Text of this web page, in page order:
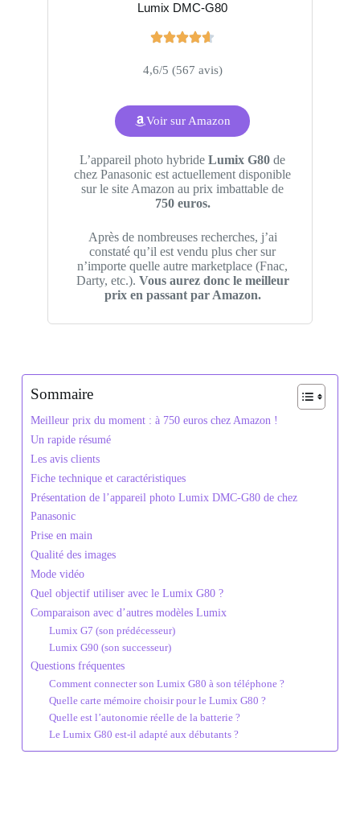
Lumix DMC-G80
4,6/5 (567 avis)
Voir sur Amazon
L’appareil photo hybrideLumix G80 de
chez Panasonic est actuellement disponible
sur le site Amazon au prix imbattable de
750 euros.
Après de nombreuses recherches, j’ai
constaté qu’il est vendu plus cher sur
n’importe quelle autre marketplace (Fnac,
Darty, etc.). Vous aurez donc le meilleur
prix en passant par Amazon.
Sommaire
Meilleur prix du moment : à 750 euros chez Amazon !
Un rapide résumé
Les avis clients
Fiche technique et caractéristiques
Présentation de l’appareil photo Lumix DMC-G80 de chez
Panasonic
Prise en main
Qualité des images
Mode vidéo
Quel objectif utiliser avec le Lumix G80 ?
Comparaison avec d’autres modèles Lumix
Lumix G7 (son prédécesseur)
Lumix G90 (son successeur)
Questions fréquentes
Comment connecter son Lumix G80 à son téléphone ?
Quelle carte mémoire choisir pour le Lumix G80 ?
Quelle est l’autonomie réelle de la batterie ?
Le Lumix G80 est-il adapté aux débutants ?